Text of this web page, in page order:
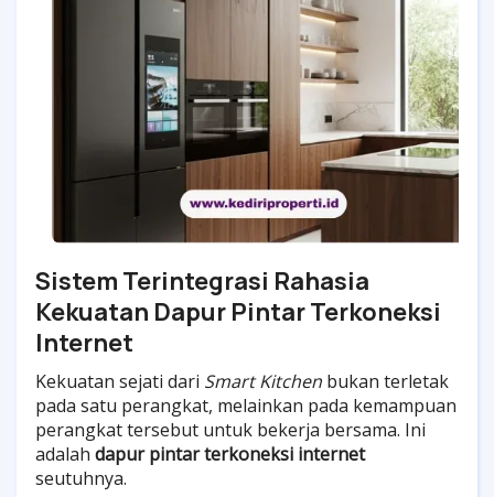
Sistem Terintegrasi Rahasia
Kekuatan Dapur Pintar Terkoneksi
Internet
Kekuatan sejati dari Smart Kitchen bukan terletak
pada satu perangkat, melainkan pada kemampuan
perangkat tersebut untuk bekerja bersama. Ini
adalah dapur pintar terkoneksi internet
seutuhnya.